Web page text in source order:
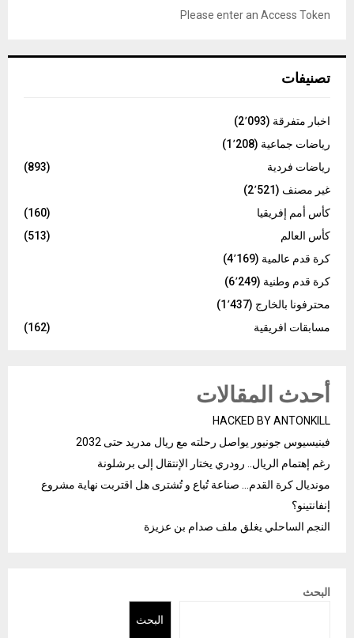
o
C
Please enter an Access Token
تصنيفات
اخبار متفرقة (2٬093)
رياضات جماعية (1٬208)
رياضات فردية
(893)
غير مصنف (2٬521)
كأس أمم إفريقيا
(160)
كأس العالم
(513)
كرة قدم عالمية (4٬169)
كرة قدم وطنية (6٬249)
محترفونا بالخارج (1٬437)
مسابقات افريقية
(162)
أحدث المقالات
HACKED BY ANTONKILL
فينيسيوس جونيور يواصل رحلته مع ريال مدريد حتى 2032
رغم إهتمام الريال.. رودري يختار الإنتقال إلى برشلونة
مونديال كرة القدم… صناعة تُباع و تُشترى هل اقتربت نهاية مشروع
إنفانتينو؟
النجم الساحلي يغلق ملف صدام بن عزيزة
البحث
البحث